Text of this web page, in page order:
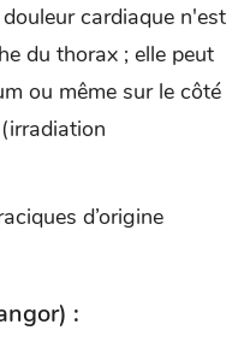
cardiaque n'est
du thorax ; elle peut
ou même sur le côté
d’origine
: